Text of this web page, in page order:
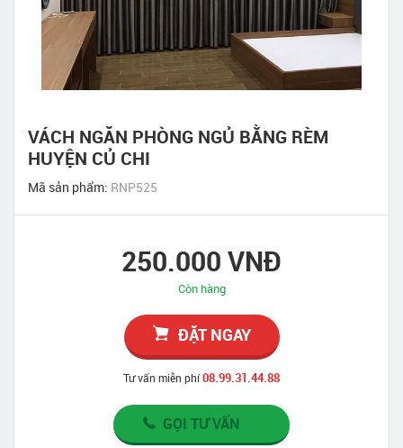
VÁCH NGĂN PHÒNG NGỦ BẰNG RÈM
HUYỆN CỦ CHI
Mã sản phẩm: RNP525
250.000 VNĐ
Còn hàng
ĐẶT NGAY
Tư vấn miễn phí08.99.31.44.88
GỌI TƯ VẤN